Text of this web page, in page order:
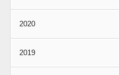
2020
2019